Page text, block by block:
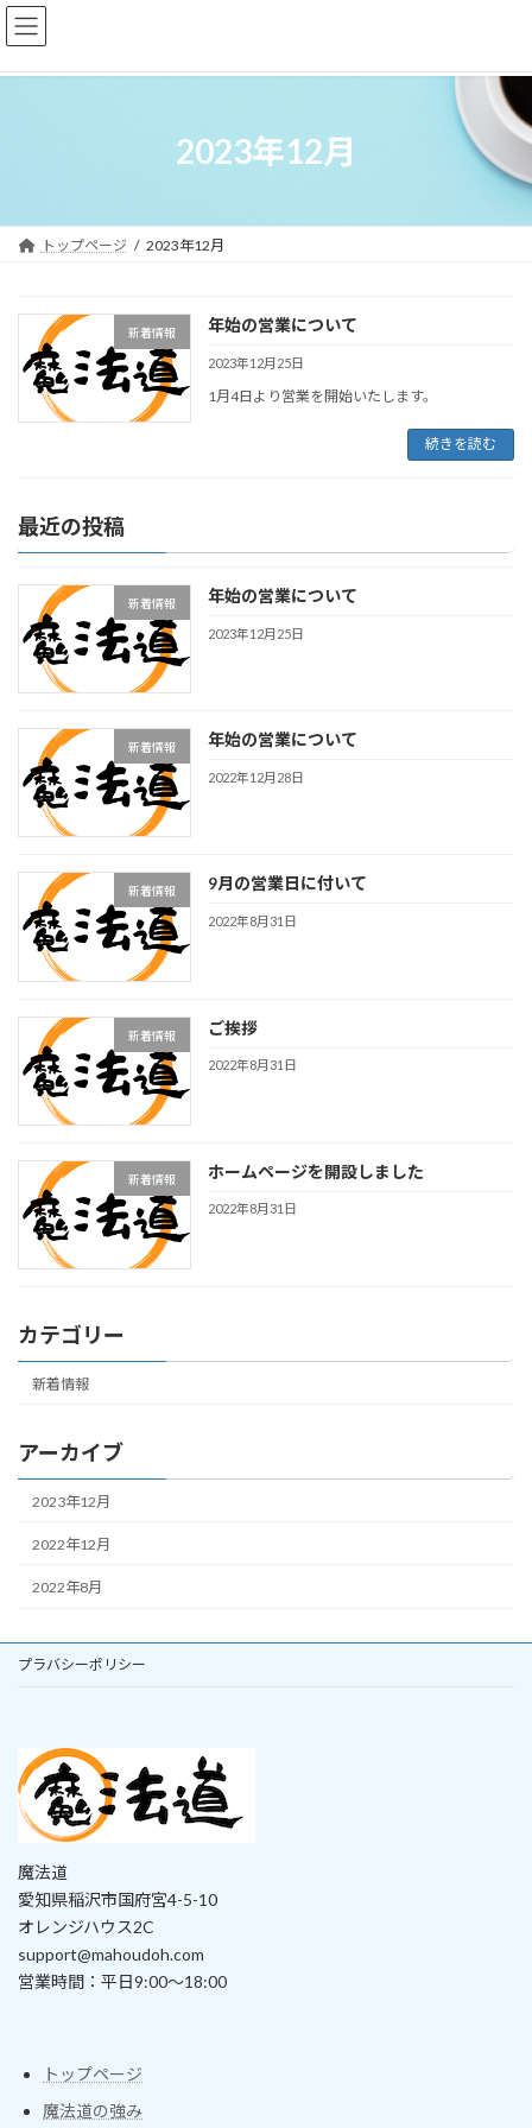
コ
ン
ン
プ
ナ
ビ
ー
動
2023年12月
トップページ 2023年12月
新着情報 年始の営業について
2023年12月25日
1月4日より営業を開始いたします。
続きを読む
最近の投稿
新着情報 年始の営業について
2023年12月25日
新着情報 年始の営業について
2022年12月28日
新着情報 9月の営業日に付いて
2022年8月31日
新着情報 ご挨拶
2022年8月31日
新着情報 ホームページを開設しました
2022年8月31日
カテゴリー
新着情報
アーカイブ
2023年12月
2022年12月
2022年8月
プラバシーポリシー
魔法道
愛知県稲沢市国府宮4-5-10
オレンジハウス2C
support@mahoudoh.com
営業時間：平日9:00〜18:00
トップページ
魔法道の強み